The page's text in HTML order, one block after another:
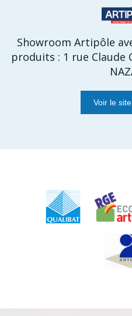
Showroom Artipôle
produits : 1 rue Claude
Voir le